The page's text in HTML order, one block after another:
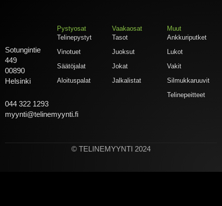
Sotungintie
449
00890
Helsinki
044 322 1293
myynti@telinemyynti.fi
Pystyosat
Telinepystyt
Vinotuet
Säätöjalat
Aloituspalat
Vaakaosat
Tasot
Juoksut
Jokat
Jalkalistat
Muut
Ankkuriputket
Lukot
Vakit
Silmukkaruuvit
Telinepeitteet
© TELINEMYYNTI 2024